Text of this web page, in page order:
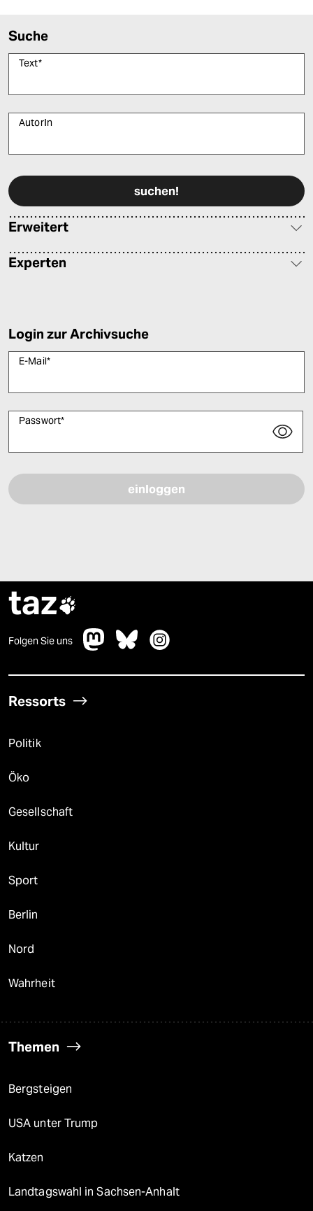
Suche
Text*
AutorIn
Erweitert
Experten
Login zur Archivsuche
E-Mail*
Passwort*
taz
Folgen Sie uns
Ressorts
Politik
Öko
Gesellschaft
Kultur
Sport
Berlin
Nord
Wahrheit
Themen
Bergsteigen
USA unter Trump
Katzen
Landtagswahl in Sachsen-Anhalt